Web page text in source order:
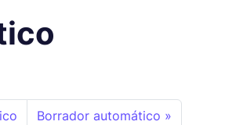
Borrador automático